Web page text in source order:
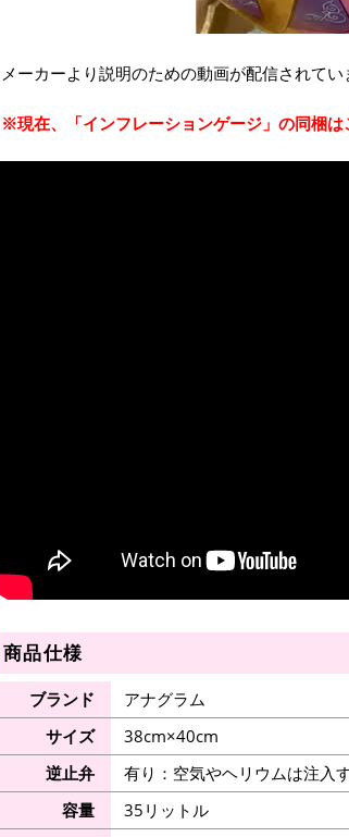
メーカーより説明のための動画が配信されてい
※現在、「インフレーションゲージ」の同梱は
商品仕様
ブランド
アナグラム
サイズ
38cm×40cm
逆止弁
有り：空気やヘリウムは注入
容量
35リットル